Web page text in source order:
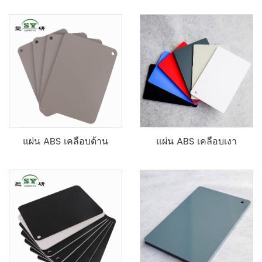
แผ่น ABS เคลือบด้าน แผ่น ABS เคลือบเงา